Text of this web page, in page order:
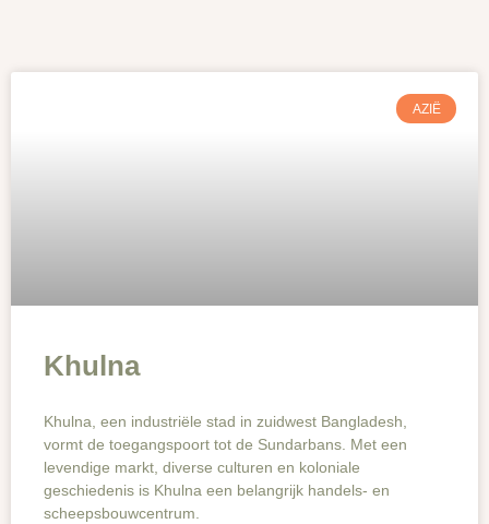
AZIË
Khulna
Khulna, een industriële stad in zuidwest Bangladesh,
vormt de toegangspoort tot de Sundarbans. Met een
levendige markt, diverse culturen en koloniale
geschiedenis is Khulna een belangrijk handels- en
scheepsbouwcentrum.